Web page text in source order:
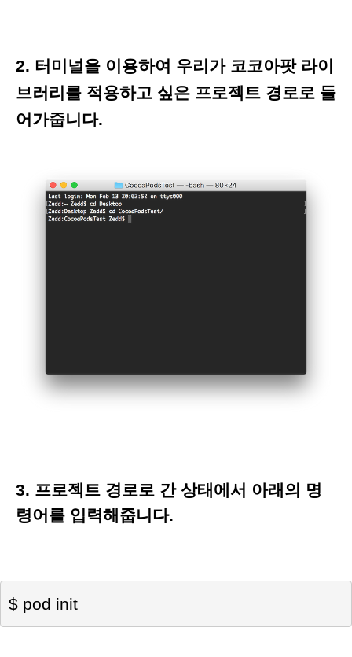
2. 터미널을 이용하여 우리가 코코아팟 라이
브러리를 적용하고 싶은 프로젝트 경로로 들
어가줍니다.
3. 프로젝트 경로로 간 상태에서 아래의 명
령어를 입력해줍니다.
$ pod init